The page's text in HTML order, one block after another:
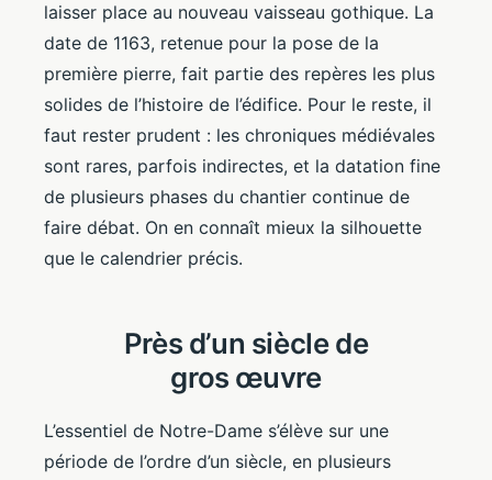
laisser place au nouveau vaisseau gothique. La
date de 1163, retenue pour la pose de la
première pierre, fait partie des repères les plus
solides de l’histoire de l’édifice. Pour le reste, il
faut rester prudent : les chroniques médiévales
sont rares, parfois indirectes, et la datation fine
de plusieurs phases du chantier continue de
faire débat. On en connaît mieux la silhouette
que le calendrier précis.
Près d’un siècle de
gros œuvre
L’essentiel de Notre-Dame s’élève sur une
période de l’ordre d’un siècle, en plusieurs